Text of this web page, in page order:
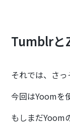
Tumblrと
それでは、さ
今回はYoomを
もしまだYoom